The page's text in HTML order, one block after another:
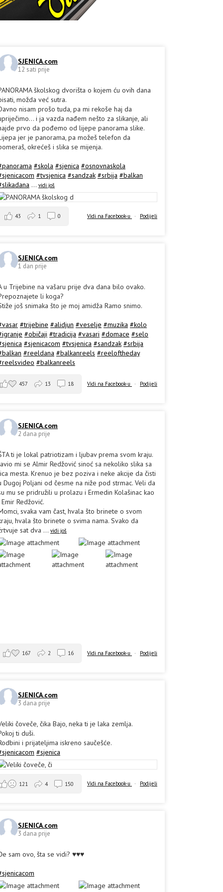
SJENICA.com
12 sati prije
školskog dvorišta o kojem ću ovih dana
možda već sutra.
nisam prošo tuda, pa mi rekoše haj da
i ja vazda nađem nešto za slikanje, ali
prvo da pođemo od lijepe panorama slike.
jer je panorama, pa možeš telefon da
okrećeš i slika se mijenja.
#skola #sjenica #osnovnaskola
#tvsjenica #sandzak #srbija #balkan
... vidi još
Vidi na Facebook-u · Podijeli
43 1 0
SJENICA.com
1 dan prije
u Trijebine na vašaru prije dva dana bilo ovako.
li koga?
još snimaka što je moj amidža Ramo snimo.
#trijebine #alidjun #veselje #muzika #kolo
#običaji #tradicija #vasari #domace #selo
#sjenicacom #tvsjenica #sandzak #srbija
#reeldana #balkanreels #reeloftheday
#balkanreels
Vidi na Facebook-u · Podijeli
457 13 18
SJENICA.com
2 dana prije
ti je lokal patriotizam i ljubav prema svom kraju.
mi se Almir Redžović sinoć sa nekoliko slika sa
mesta. Krenuo je bez poziva i neke akcije da čisti
Dugoj Poljani od česme na niže pod strmac. Veli da
mu se pridružili u prolazu i Ermedin Kolašinac kao
Redžović.
svaka vam čast, hvala što brinete o svom
hvala što brinete o svima nama. Svako da
sat dva ... vidi još
Vidi na Facebook-u · Podijeli
167 2 16
SJENICA.com
3 dana prije
čoveče, čika Bajo, neka ti je laka zemlja.
ti duši.
i prijateljima iskreno saučešće.
#sjenica
Vidi na Facebook-u · Podijeli
121 4 150
SJENICA.com
3 dana prije
sam ovo, šta se vidi? ♥️♥️♥️